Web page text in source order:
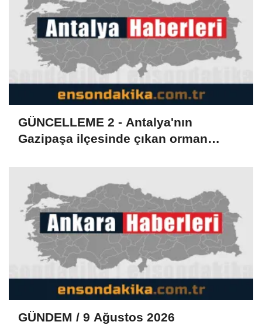
GÜNCELLEME 2 - Antalya'nın
Gazipaşa ilçesinde çıkan orman
GÜNDEM / 9 Ağustos 2026